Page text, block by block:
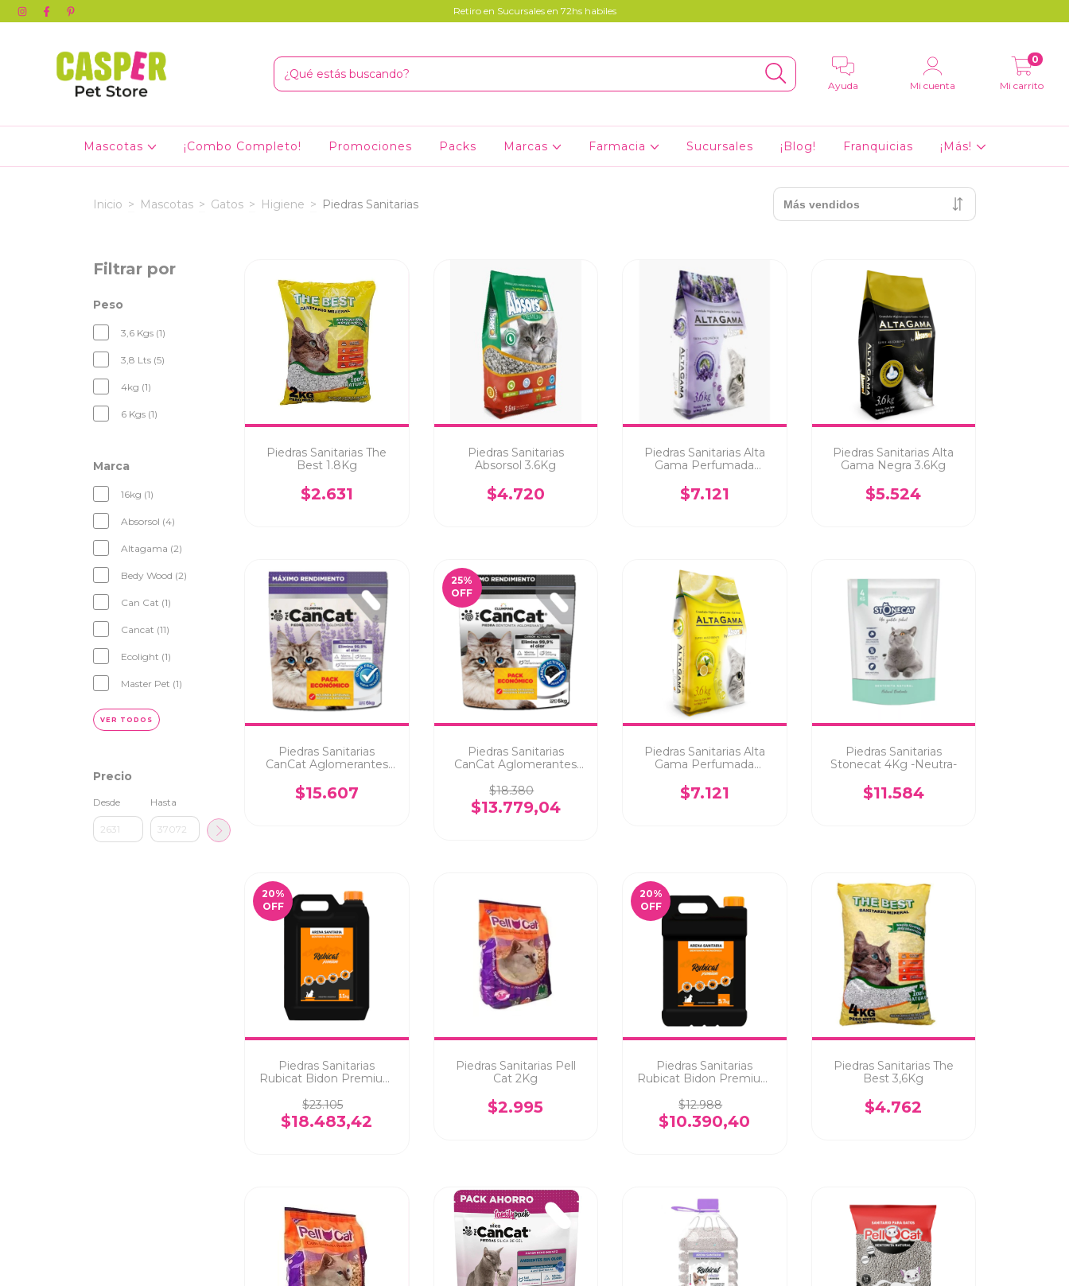
Retiro en Sucursales en 72hs habiles
Ayuda Mi cuenta Mi carrito
0
Mascotas ¡Combo Completo! Promociones Packs Marcas Farmacia Sucursales ¡Blog! Franquicias ¡Más!
Inicio > Mascotas > Gatos > Higiene > Piedras Sanitarias
Filtrar por
Peso
3,6 Kgs (1)
3,8 Lts (5)
4kg (1)
6 Kgs (1)
Marca
16kg (1)
Absorsol (4)
Altagama (2)
Bedy Wood (2)
Can Cat (1)
Cancat (11)
Ecolight (1)
Master Pet (1)
VER TODOS
Precio
Desde Hasta
Piedras Sanitarias The
Best 1.8Kg
$2.631
Piedras Sanitarias
Absorsol 3.6Kg
$4.720
Piedras Sanitarias Alta
Gama Perfumada
$7.121
Piedras Sanitarias Alta
Gama Negra 3.6Kg
$5.524
Piedras Sanitarias
CanCat Aglomerantes
$15.607
25%
OFF
Piedras Sanitarias
CanCat Aglomerantes
$18.380
$13.779,04
Piedras Sanitarias Alta
Gama Perfumada
$7.121
Piedras Sanitarias
Stonecat 4Kg -Neutra-
$11.584
20%
OFF
Piedras Sanitarias
Rubicat Bidon Premium
$23.105
$18.483,42
Piedras Sanitarias Pell
Cat 2Kg
$2.995
20%
OFF
Piedras Sanitarias
Rubicat Bidon Premium
$12.988
$10.390,40
Piedras Sanitarias The
Best 3,6Kg
$4.762